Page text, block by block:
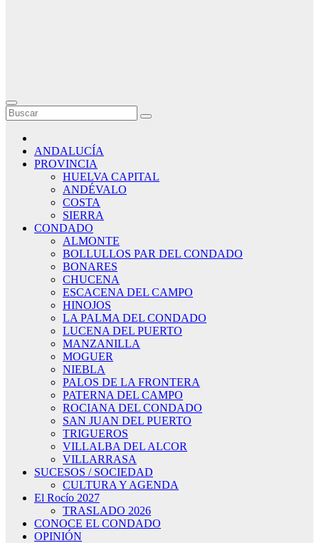
ANDALUCÍA
PROVINCIA
HUELVA CAPITAL
ANDÉVALO
COSTA
SIERRA
CONDADO
ALMONTE
BOLLULLOS PAR DEL CONDADO
BONARES
CHUCENA
ESCACENA DEL CAMPO
HINOJOS
LA PALMA DEL CONDADO
LUCENA DEL PUERTO
MANZANILLA
MOGUER
NIEBLA
PALOS DE LA FRONTERA
PATERNA DEL CAMPO
ROCIANA DEL CONDADO
SAN JUAN DEL PUERTO
TRIGUEROS
VILLALBA DEL ALCOR
VILLARRASA
SUCESOS / SOCIEDAD
CULTURA Y AGENDA
El Rocío 2027
TRASLADO 2026
CONOCE EL CONDADO
OPINIÓN